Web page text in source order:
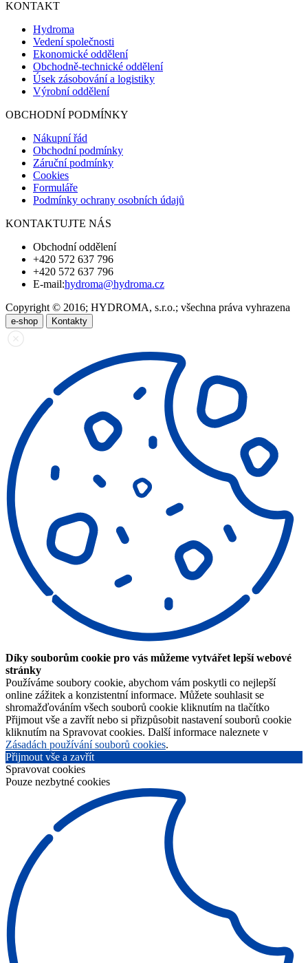
KONTAKT
Hydroma
Vedení společnosti
Ekonomické oddělení
Obchodně-technické oddělení
Úsek zásobování a logistiky
Výrobní oddělení
OBCHODNÍ PODMÍNKY
Nákupní řád
Obchodní podmínky
Záruční podmínky
Cookies
Formuláře
Podmínky ochrany osobních údajů
KONTAKTUJTE NÁS
Obchodní oddělení
+420 572 637 796
+420 572 637 796
E-mail:hydroma@hydroma.cz
Copyright © 2016; HYDROMA, s.r.o.; všechna práva vyhrazena
e-shop Kontakty
Díky souborům cookie pro vás můžeme vytvářet lepší webové
stránky
Používáme soubory cookie, abychom vám poskytli co nejlepší
online zážitek a konzistentní informace. Můžete souhlasit se
shromažďováním všech souborů cookie kliknutím na tlačítko
Přijmout vše a zavřít nebo si přizpůsobit nastavení souborů cookie
kliknutím na Spravovat cookies. Další informace naleznete v
Zásadách používání souborů cookies.
Přijmout vše a zavřít
Spravovat cookies
Pouze nezbytné cookies